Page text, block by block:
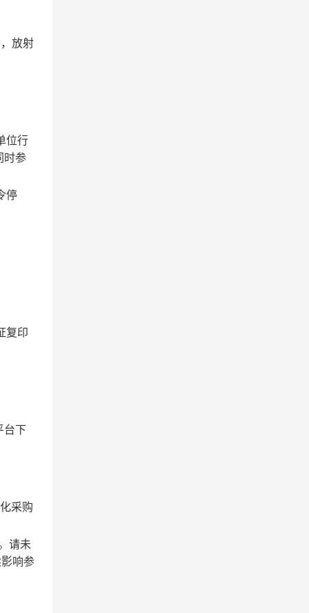
放射
位行
时参
停
复印
台下
采购
请未
响参